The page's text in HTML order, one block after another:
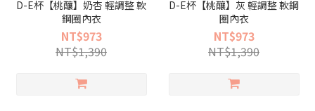
D-E杯【桃釀】奶杏 輕調整 軟
鋼圈內衣
NT$973
NT$1,390
D-E杯【桃釀】灰 輕調整 軟鋼
圈內衣
NT$973
NT$1,390